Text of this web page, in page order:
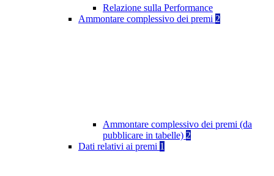
Relazione sulla Performance
Ammontare complessivo dei premi 2
Ammontare complessivo dei premi (da
pubblicare in tabelle) 2
Dati relativi ai premi 1